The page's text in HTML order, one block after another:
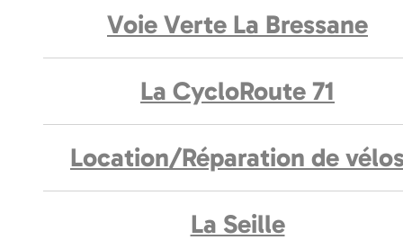
Voie Verte La Bressane
La CycloRoute 71
Location/Réparation de
La Seille